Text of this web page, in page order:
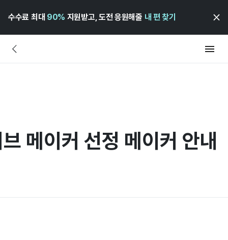
수수료 최대 90% 지원받고, 도전 응원해줄 내 편 찾기
메이커 선정 메이커 안내